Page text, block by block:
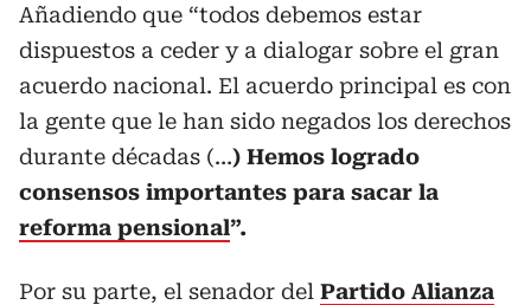
Añadiendo que “todos debemos estar
dispuestos a ceder y a dialogar sobre el gran
acuerdo nacional. El acuerdo principal es con
la gente que le han sido negados los derechos
durante décadas (…) Hemos logrado
consensos importantes para sacar la
reforma pensional”.
Por su parte, el senador del Partido Alianza